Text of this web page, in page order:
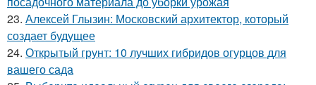
23. Алексей Глызин: Московский архитектор, который
создает будущее
24. Открытый грунт: 10 лучших гибридов огурцов для
вашего сада